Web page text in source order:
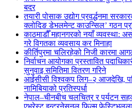
बदर
तयारी पोसाक उद्योग प्रवर्द्धनमा
क्लोदिङ डेभलमेन्ट काउन्सिल’ गठन
काठमाडौँ महानगरको नयाँ व्यवस्था:
गरे विगतका व्यवसाय कर मिनाहा
कीर्तिपुरमा चलिरहेको निजी कारमा
निर्वाचन आयोगका प्रस्तावित
सुनुवाइ समितिमा वितरण गरिने
आईसीसी विश्वकप लिग–२ आजदेखि,
नामिबियाको प्रतिस्पर्धा
नेपाल–चीनबीच चलचित्र र पर्यटन
एभरेस्ट इन्टरनेसनल फिल्म फेस्टिभललाई